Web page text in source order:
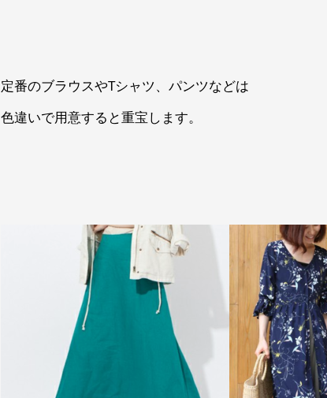
定番のブラウスやTシャツ、パンツなどは
色違いで用意すると重宝します。